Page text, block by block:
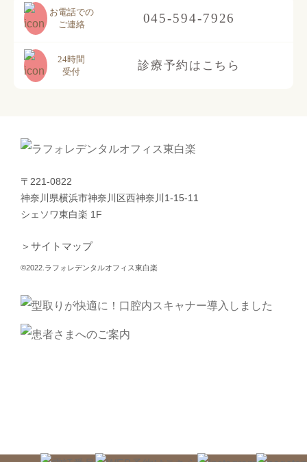
お電話での
ご連絡
045-594-7926
24時間
受付
診療予約はこちら
〒221-0822
神奈川県横浜市神奈川区西神奈川1-15-11
シェソワ東白楽 1F
＞サイトマップ
©2022.ラフォレデンタルオフィス東白楽